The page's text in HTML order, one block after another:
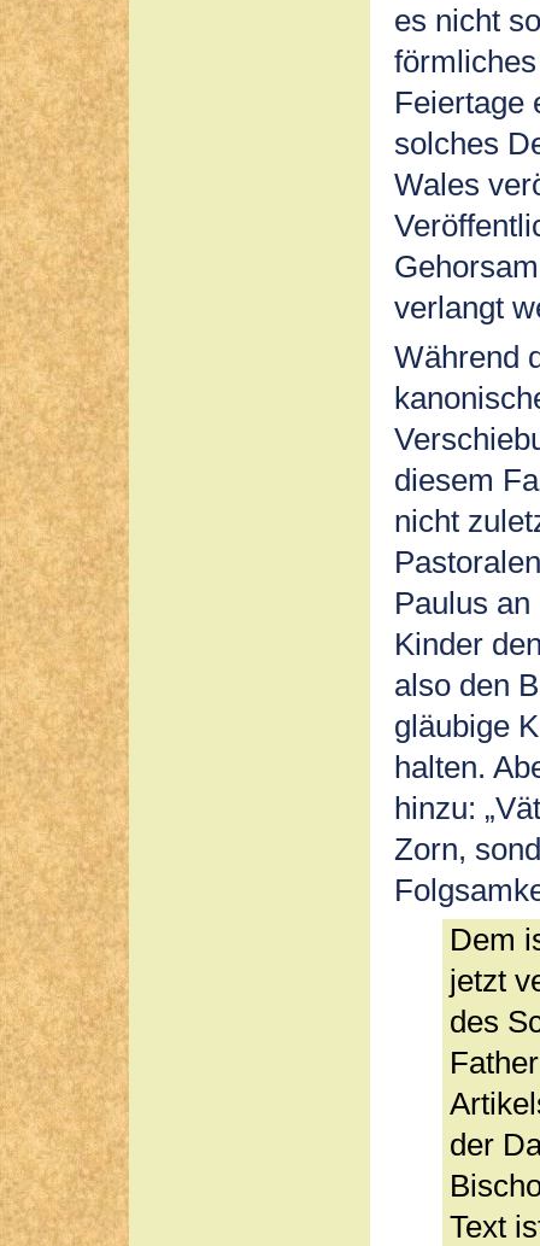
es nicht
Feiertage
solches
Wales
verlangt
Während
diesem
nicht
Paulus
Kinder
also den
gläubige
halten.
hinzu:
Zorn,
Dem
jetzt
des
der
Text